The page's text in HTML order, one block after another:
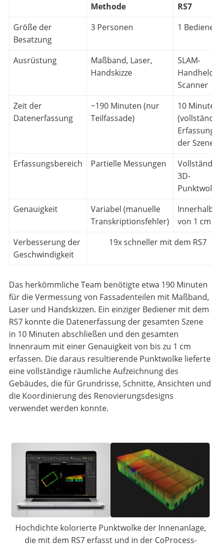
Methode
RS7
Größe der
Besatzung
3 Personen 1 Bediener
Ausrüstung
Maßband, Laser,
Handskizze
SLAM-
Handheld-
Scanner
Zeit der
Datenerfassung
~190 Minuten (nur
Teilfassade)
10 Minuten
Erfassung
der Szene)
Erfassungsbereich
Partielle Messungen
3D-
Punktwolke
Genauigkeit
Variabel (manuelle
Transkriptionsfehler)
Innerhalb
von 1 cm
Verbesserung der
Geschwindigkeit
19x schneller mit dem RS7
Das herkömmliche Team benötigte etwa 190 Minuten
für die Vermessung von Fassadenteilen mit Maßband,
Laser und Handskizzen. Ein einziger Bediener mit dem
RS7 konnte die Datenerfassung der gesamten Szene
in 10 Minuten abschließen und den gesamten
Innenraum mit einer Genauigkeit von bis zu 1 cm
erfassen. Die daraus resultierende Punktwolke lieferte
eine vollständige räumliche Aufzeichnung des
Gebäudes, die für Grundrisse, Schnitte, Ansichten und
die Koordinierung des Renovierungsdesigns
verwendet werden konnte.
Hochdichte kolorierte Punktwolke der Innenanlage,
die mit dem RS7 erfasst und in der CoProcess-